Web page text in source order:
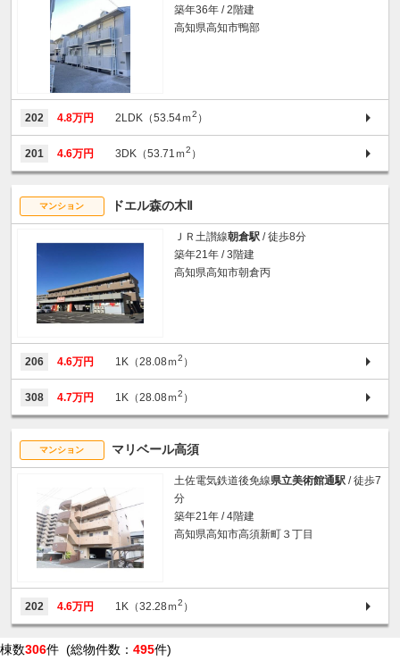
築年36年 / 2階建
高知県高知市鴨部
202 4.8万円 2LDK（53.54ｍ2 ）
201 4.6万円 3DK（53.71ｍ2 ）
マンション ドエル森の木Ⅱ
ＪＲ土讃線朝倉駅 / 徒歩8分
築年21年 / 3階建
高知県高知市朝倉丙
206 4.6万円 1K（28.08ｍ2 ）
308 4.7万円 1K（28.08ｍ2 ）
マンション マリベール高須
土佐電気鉄道後免線県立美術館通駅 / 徒歩7
分
築年21年 / 4階建
高知県高知市高須新町３丁目
202 4.6万円 1K（32.28ｍ2 ）
棟数306件 (総物件数： 495件)